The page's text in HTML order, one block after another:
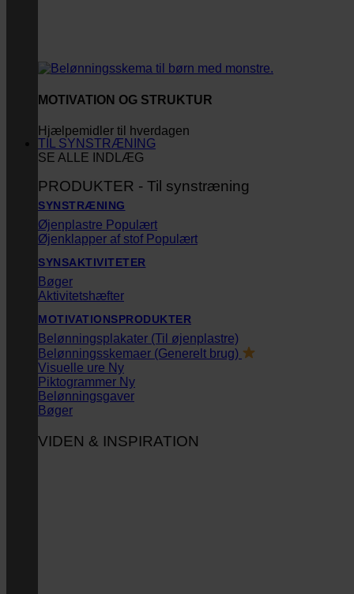
MOTIVATION OG STRUKTUR
Hjælpemidler til hverdagen
SE ALLE INDLÆG
TIL SYNSTRÆNING
PRODUKTER - Til synstræning
SYNSTRÆNING
Øjenplastre
Øjenklapper af stof
SYNSAKTIVITETER
Bøger
Aktivitetshæfter
MOTIVATIONSPRODUKTER
Belønningsplakater (Til øjenplastre)
Belønningsskemaer (Generelt brug)
Visuelle ure
Piktogrammer
Belønningsgaver
Bøger
VIDEN & INSPIRATION